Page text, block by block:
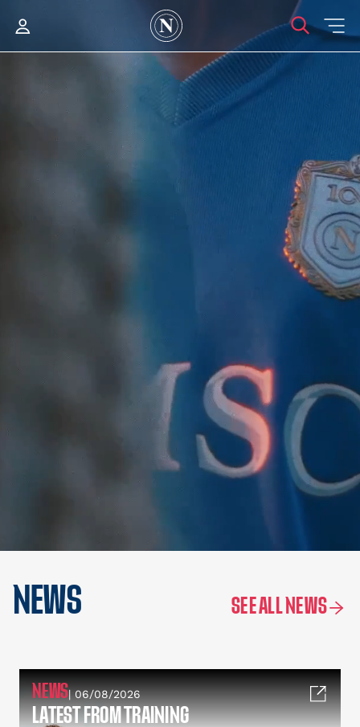
NEWS SEE ALL NEWS
NEWS| 06/08/2026
LATEST FROM TRAINING